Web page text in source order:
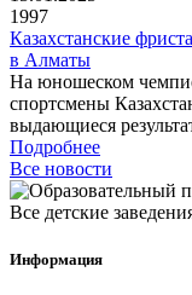
1997
Казахстанские
в Алматы
На юношеском
спортсмены
выдающиеся
Подробнее
Все новости
Все детские
Информация